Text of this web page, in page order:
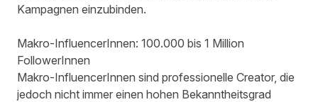
Kampagnen einzubinden.
Makro-InfluencerInnen: 100.000 bis 1 Million
FollowerInnen
Makro-InfluencerInnen sind professionelle Creator, die
jedoch nicht immer einen hohen Bekanntheitsgrad